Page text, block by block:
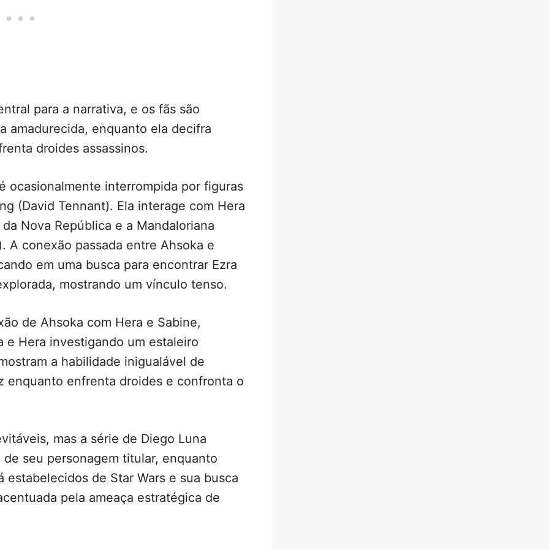
para a narrativa, e os fãs são
amadurecida, enquanto ela decifra
droides assassinos.
ocasionalmente interrompida por figuras
(David Tennant). Ela interage com Hera
Nova República e a Mandaloriana
A conexão passada entre Ahsoka e
em uma busca para encontrar Ezra
mostrando um vínculo tenso.
de Ahsoka com Hera e Sabine,
e Hera investigando um estaleiro
a habilidade inigualável de
enquanto enfrenta droides e confronta o
mas a série de Diego Luna
seu personagem titular, enquanto
de Star Wars e sua busca
pela ameaça estratégica de